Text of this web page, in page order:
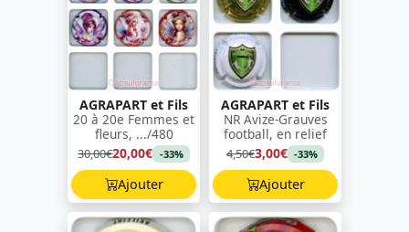
AGRAPART et Fils
20 à 20e Femmes et
fleurs, .../480
30,00€20,00€ -33%
Ajouter
AGRAPART et Fils
NR Avize-Grauves
football, en relief
4,50€3,00€ -33%
Ajouter